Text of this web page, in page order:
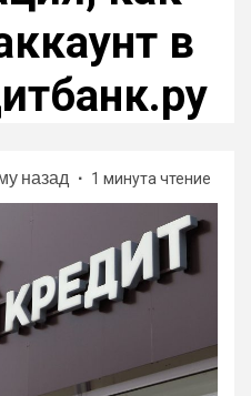
в
назад 1 минута чтение